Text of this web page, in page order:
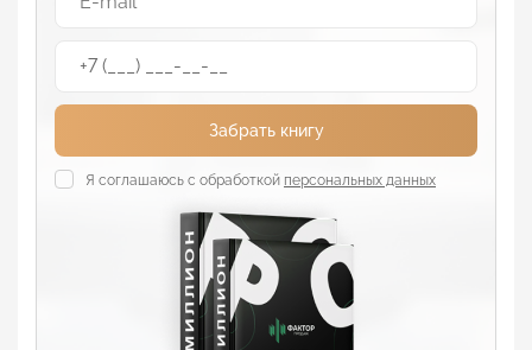
Забрать книгу
Я соглашаюсь с обработкой персональных данных